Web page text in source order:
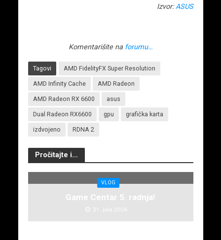
Izvor: ASUS
Komentarišite na forumu…
Tagovi AMD FidelityFX Super Resolution
AMD Infinity Cache AMD Radeon
AMD Radeon RX 6600 asus
Dual Radeon RX6600 gpu grafička karta
izdvojeno RDNA 2
Pročitajte i...
VLOG
Game Centar 5. radnja!
31. jula 2026.